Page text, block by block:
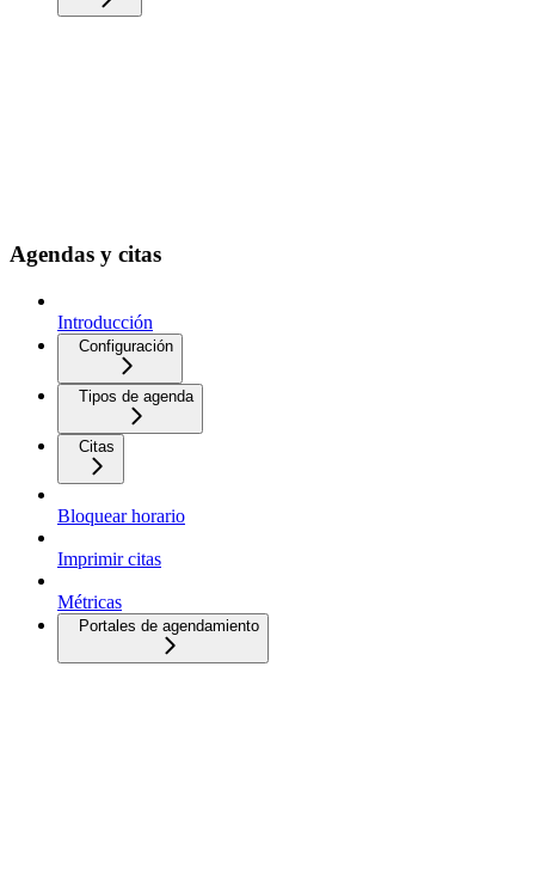
Agendas y citas
Introducción
Configuración
Tipos de agenda
Citas
Bloquear horario
Imprimir citas
Métricas
Portales de agendamiento